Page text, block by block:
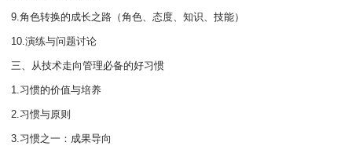
9.角色转换的成长之路（角色、态度、知识、技能）
10.演练与问题讨论
三、从技术走向管理必备的好习惯
1.习惯的价值与培养
2.习惯与原则
3.习惯之一：成果导向